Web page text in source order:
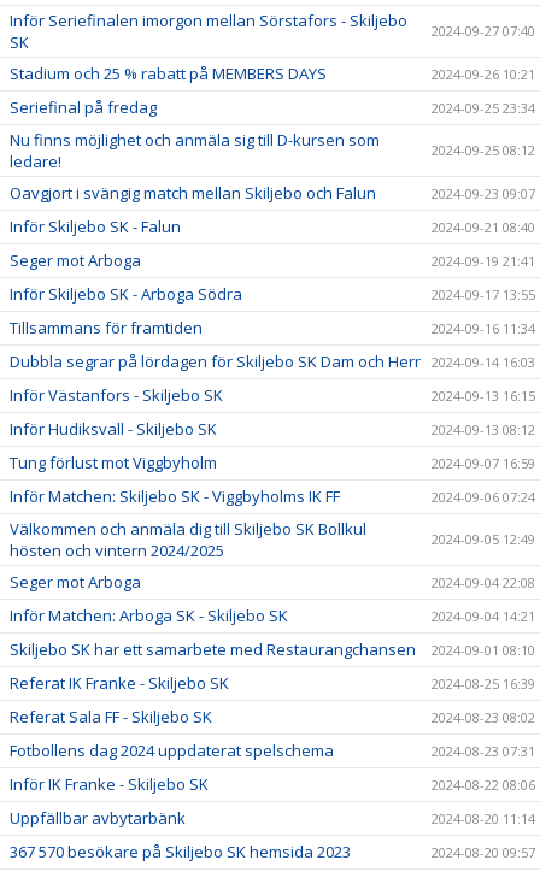
Inför Seriefinalen imorgon mellan Sörstafors - Skiljebo
SK
2024-09-27 07:40
Stadium och 25 % rabatt på MEMBERS DAYS 2024-09-26 10:21
Seriefinal på fredag 2024-09-25 23:34
Nu finns möjlighet och anmäla sig till D-kursen som
ledare!
2024-09-25 08:12
Oavgjort i svängig match mellan Skiljebo och Falun 2024-09-23 09:07
Inför Skiljebo SK - Falun 2024-09-21 08:40
Seger mot Arboga 2024-09-19 21:41
Inför Skiljebo SK - Arboga Södra 2024-09-17 13:55
Tillsammans för framtiden 2024-09-16 11:34
Dubbla segrar på lördagen för Skiljebo SK Dam och Herr 2024-09-14 16:03
Inför Västanfors - Skiljebo SK 2024-09-13 16:15
Inför Hudiksvall - Skiljebo SK 2024-09-13 08:12
Tung förlust mot Viggbyholm 2024-09-07 16:59
Inför Matchen: Skiljebo SK - Viggbyholms IK FF 2024-09-06 07:24
Välkommen och anmäla dig till Skiljebo SK Bollkul
hösten och vintern 2024/2025
2024-09-05 12:49
Seger mot Arboga 2024-09-04 22:08
Inför Matchen: Arboga SK - Skiljebo SK 2024-09-04 14:21
Skiljebo SK har ett samarbete med Restaurangchansen 2024-09-01 08:10
Referat IK Franke - Skiljebo SK 2024-08-25 16:39
Referat Sala FF - Skiljebo SK 2024-08-23 08:02
Fotbollens dag 2024 uppdaterat spelschema 2024-08-23 07:31
Inför IK Franke - Skiljebo SK 2024-08-22 08:06
Uppfällbar avbytarbänk 2024-08-20 11:14
367 570 besökare på Skiljebo SK hemsida 2023 2024-08-20 09:57